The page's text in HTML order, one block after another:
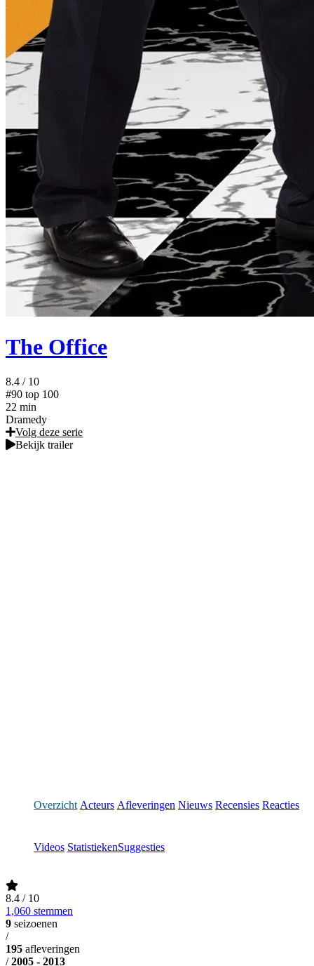
The Office
8.4 / 10
#90 top 100
22 min
Dramedy
Volg deze serie
Bekijk trailer
Overzicht Acteurs Afleveringen Nieuws Recensies Reacties
Videos StatistiekenSuggesties
8.4 / 10
1,060 stemmen
9 seizoenen
/
195 afleveringen
/ 2005 - 2013